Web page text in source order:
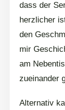
dass der
herzlicher
den
mir
am
zueinander
Alternativ